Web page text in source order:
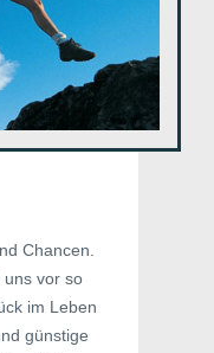
Chancen.
uns vor so
im Leben
günstige